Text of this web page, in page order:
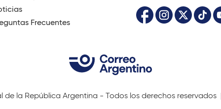
Frecuentes
de la República Argentina - Todos los derechos reservados